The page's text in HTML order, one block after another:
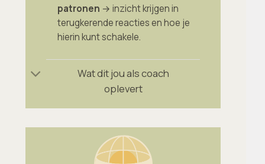
patronen → inzicht krijgen in
terugkerende reacties en hoe je
hierin kunt schakele.
Wat dit jou als coach
oplevert